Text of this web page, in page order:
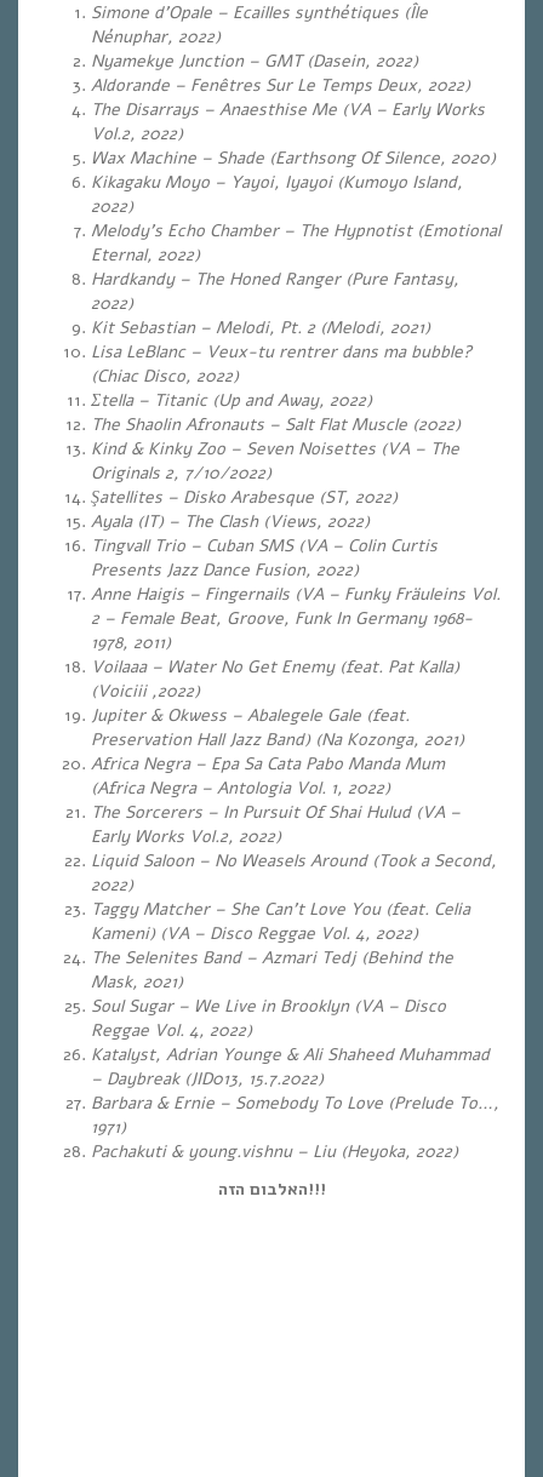
Simone d’Opale – Ecailles synthétiques (Île
Nénuphar, 2022)
Nyamekye Junction – GMT (Dasein, 2022)
Aldorande – Fenêtres Sur Le Temps Deux, 2022)
The Disarrays – Anaesthise Me (VA – Early Works
Vol.2, 2022)
Wax Machine – Shade (Earthsong Of Silence, 2020)
Kikagaku Moyo – Yayoi, Iyayoi (Kumoyo Island,
2022)
Melody’s Echo Chamber – The Hypnotist (Emotional
Eternal, 2022)
Hardkandy – The Honed Ranger (Pure Fantasy,
2022)
Kit Sebastian – Melodi, Pt. 2 (Melodi, 2021)
Lisa LeBlanc – Veux-tu rentrer dans ma bubble?
(Chiac Disco, 2022)
Σtella – Titanic (Up and Away, 2022)
The Shaolin Afronauts – Salt Flat Muscle (2022)
Kind & Kinky Zoo – Seven Noisettes (VA – The
Originals 2, 7/10/2022)
Şatellites – Disko Arabesque (ST, 2022)
Ayala (IT) – The Clash (Views, 2022)
Tingvall Trio – Cuban SMS (VA – Colin Curtis
Presents Jazz Dance Fusion, 2022)
Anne Haigis – Fingernails (VA – Funky Fräuleins Vol.
2 – Female Beat, Groove, Funk In Germany 1968-
1978, 2011)
Voilaaa – Water No Get Enemy (feat. Pat Kalla)
(Voiciii ,2022)
Jupiter & Okwess – Abalegele Gale (feat.
Preservation Hall Jazz Band) (Na Kozonga, 2021)
Africa Negra – Epa Sa Cata Pabo Manda Mum
(Africa Negra – Antologia Vol. 1, 2022)
The Sorcerers – In Pursuit Of Shai Hulud (VA –
Early Works Vol.2, 2022)
Liquid Saloon – No Weasels Around (Took a Second,
2022)
Taggy Matcher – She Can’t Love You (feat. Celia
Kameni) (VA – Disco Reggae Vol. 4, 2022)
The Selenites Band – Azmari Tedj (Behind the
Mask, 2021)
Soul Sugar – We Live in Brooklyn (VA – Disco
Reggae Vol. 4, 2022)
Katalyst, Adrian Younge & Ali Shaheed Muhammad
– Daybreak (JID013, 15.7.2022)
Barbara & Ernie – Somebody To Love (Prelude To…,
1971)
Pachakuti & young.vishnu – Liu (Heyoka, 2022)
האלבום הזה!!!